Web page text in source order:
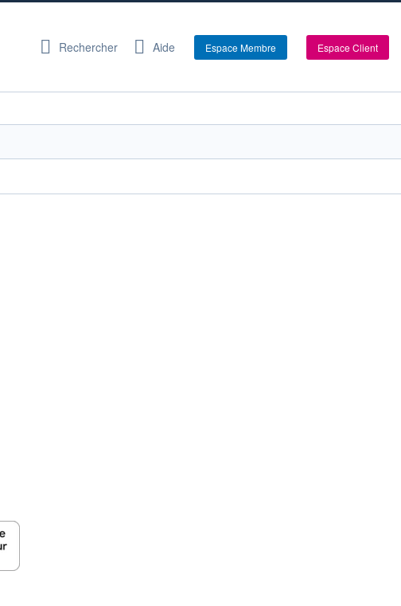
Rechercher Aide Espace Membre Espace Client